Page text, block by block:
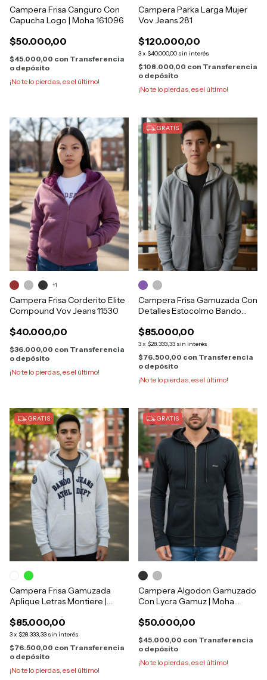
Campera Frisa Canguro Con
Capucha Logo | Moha 161096
$50.000,00
$45.000,00 con Transferencia
o depósito
¡No te lo pierdas, es el último!
Campera Parka Larga Mujer
Vov Jeans 281
$120.000,00
3x $40.000,00 sin interés
$108.000,00 con Transferencia
o depósito
¡No te lo pierdas, es el último!
Campera Frisa Corderito Elite
Compound Vov Jeans 11530
$40.000,00
$36.000,00 con Transferencia
o depósito
¡No te lo pierdas, es el último!
+1
GRATIS
Campera Frisa Gamuzada Con
Detalles Estocolmo Bando
$85.000,00
3x $28.333,33 sin interés
$76.500,00 con Transferencia
o depósito
¡No te lo pierdas, es el último!
GRATIS
Campera Frisa Gamuzada
Aplique Letras Montiere |
$85.000,00
3x $28.333,33 sin interés
$76.500,00 con Transferencia
o depósito
¡No te lo pierdas, es el último!
GRATIS
Campera Algodon Gamuzado
Con Lycra Gamuz | Moha
$50.000,00
$45.000,00 con Transferencia
o depósito
¡No te lo pierdas, es el último!